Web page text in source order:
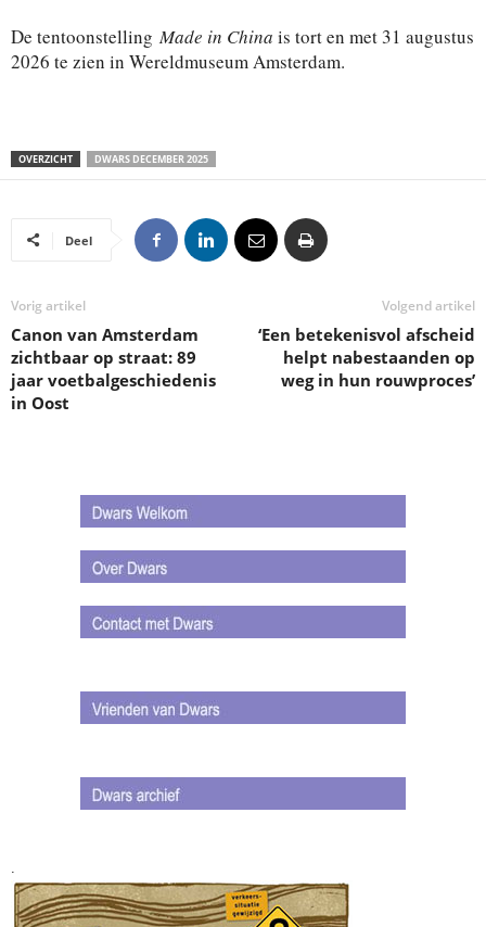
De tentoonstellingMade in China is tort en met 31 augustus
2026 te zien in Wereldmuseum Amsterdam.
OVERZICHT DWARS DECEMBER 2025
Deel
Vorig artikel
Canon van Amsterdam
zichtbaar op straat: 89
jaar voetbalgeschiedenis
in Oost
Volgend artikel
‘Een betekenisvol afscheid
helpt nabestaanden op
weg in hun rouwproces’
.